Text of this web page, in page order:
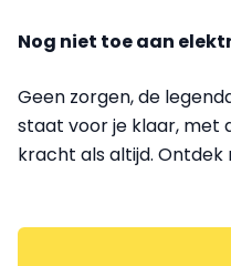
Nog niet toe aan
Geen zorgen, de
staat voor je klaar, met
kracht als altijd. Ontdek